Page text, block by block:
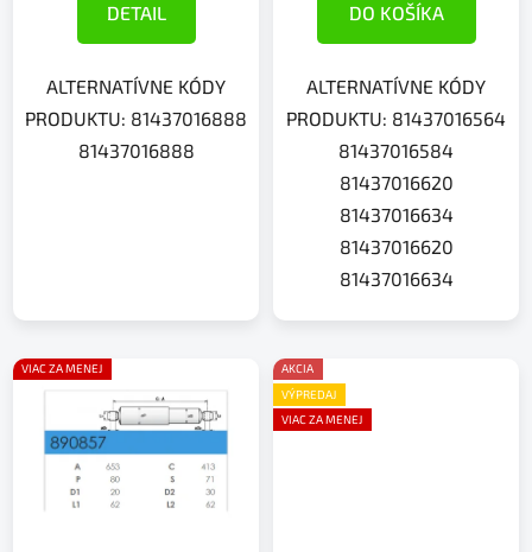
DETAIL
ALTERNATÍVNE KÓDY
PRODUKTU: 81437016888
81437016888
DO KOŠÍKA
ALTERNATÍVNE KÓDY
PRODUKTU: 81437016564
81437016584
81437016620
81437016634
81437016620
81437016634
VIAC ZA MENEJ
AKCIA
VÝPREDAJ
VIAC ZA MENEJ